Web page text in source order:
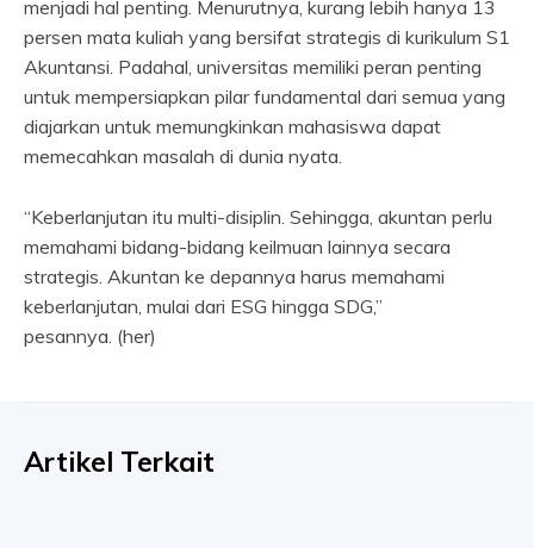
menjadi hal penting. Menurutnya, kurang lebih hanya 13
persen mata kuliah yang bersifat strategis di kurikulum S1
Akuntansi. Padahal, universitas memiliki peran penting
untuk mempersiapkan pilar fundamental dari semua yang
diajarkan untuk memungkinkan mahasiswa dapat
memecahkan masalah di dunia nyata.
“Keberlanjutan itu multi-disiplin. Sehingga, akuntan perlu
memahami bidang-bidang keilmuan lainnya secara
strategis. Akuntan ke depannya harus memahami
keberlanjutan, mulai dari ESG hingga SDG,”
pesannya. (her)
Artikel Terkait